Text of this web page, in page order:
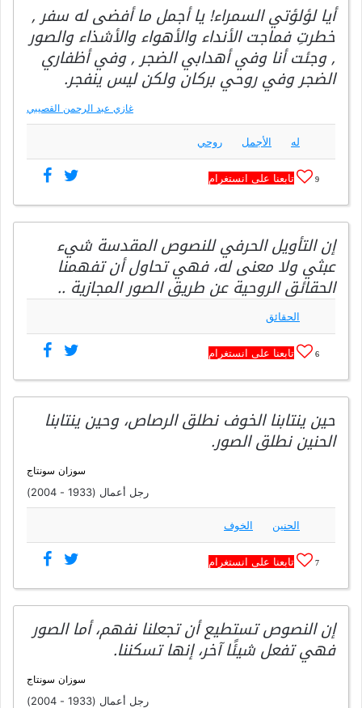
أيا لؤلؤتي السمراء! يا أجمل ما أفضى له سفر ,
خطرتِ فماجت الأنداء والأهواء والأشذاء والصور
, وجئت أنا وفي أهدابي الضجر , وفي أظفاري
الضجر وفي روحي بركان ولكن ليس ينفجر.
غازي عبد الرحمن القصيبي
له الأجمل روحي
9 تابعنا على انستغرام
إن التأويل الحرفي للنصوص المقدسة شيء
عبثي ولا معنى له، فهي تحاول أن تفهمنا
الحقائق الروحية عن طريق الصور المجازية ..
الحقائق
6 تابعنا على انستغرام
حين ينتابنا الخوف نطلق الرصاص، وحين ينتابنا
الحنين نطلق الصور.
سوزان سونتاج
رجل أعمال (1933 - 2004)
الحنين الخوف
7 تابعنا على انستغرام
إن النصوص تستطيع أن تجعلنا نفهم، أما الصور
فهي تفعل شيئًا آخر، إنها تسكننا.
سوزان سونتاج
رجل أعمال (1933 - 2004)